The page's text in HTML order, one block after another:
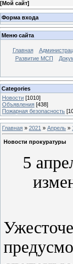
[Мой сайт]
Форма входа
Меню сайта
Главная
Развитие МСП
Categories
Новости [1010]
Объявления [438]
Пожарная безопасность
Главная » 2021 » Апрель »
Новости прокуратуры
5